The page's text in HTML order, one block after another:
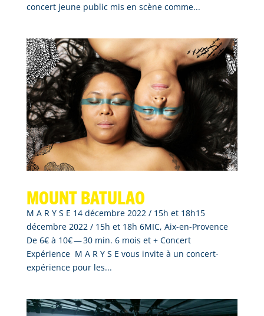
concert jeune public mis en scène comme...
Mount Batulao
M A R Y S E 14 décembre 2022 / 15h et 18h15
décembre 2022 / 15h et 18h 6MIC, Aix-en-Provence
De 6€ à 10€ — 30 min. 6 mois et + Concert
Expérience M A R Y S E vous invite à un concert-
expérience pour les...